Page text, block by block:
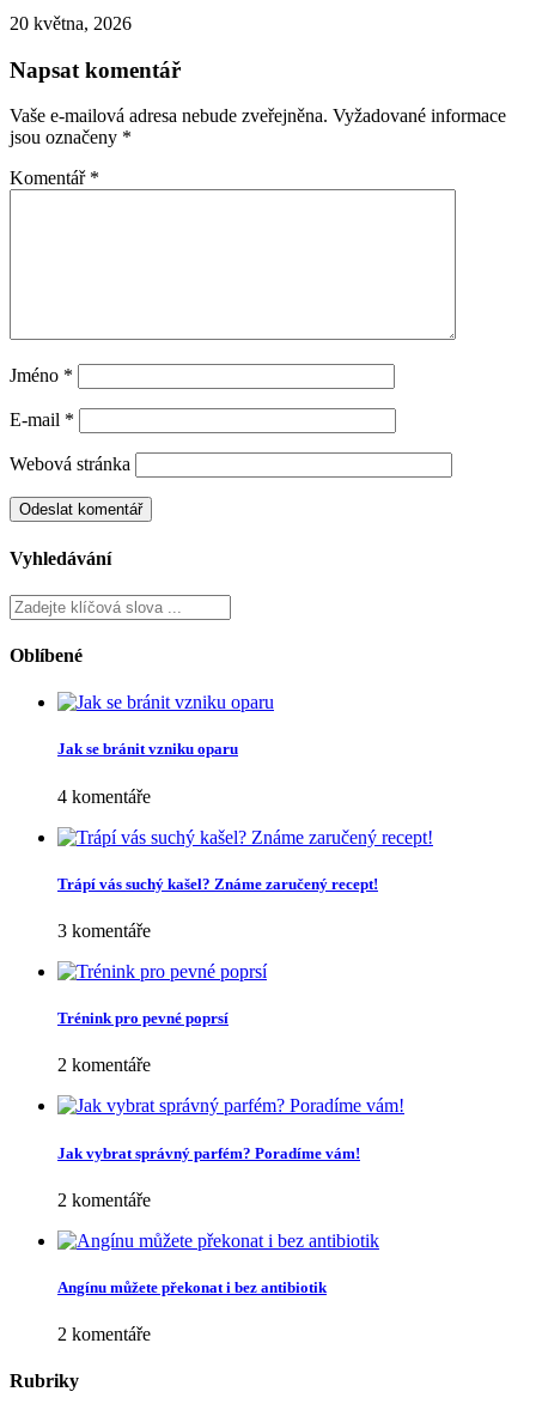
20 května, 2026
Napsat komentář
Vaše e-mailová adresa nebude zveřejněna. Vyžadované informace
jsou označeny *
Komentář *
Jméno *
E-mail *
Webová stránka
Vyhledávání
Oblíbené
Jak se bránit vzniku oparu
4 komentáře
Trápí vás suchý kašel? Známe zaručený recept!
3 komentáře
Trénink pro pevné poprsí
2 komentáře
Jak vybrat správný parfém? Poradíme vám!
2 komentáře
Angínu můžete překonat i bez antibiotik
2 komentáře
Rubriky